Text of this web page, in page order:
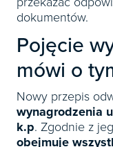
dokumentów.
Pojęcie
mówi o
Nowy przepis
wynagrodzenia
k.p. Zgodnie z
obejmuje